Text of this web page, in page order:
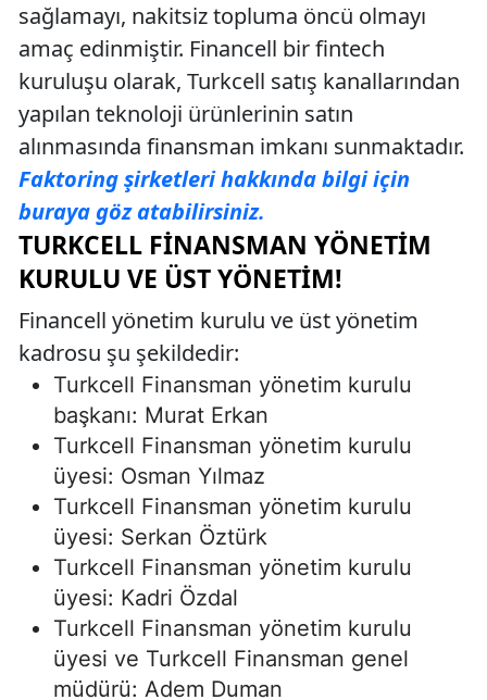
sağlamayı, nakitsiz topluma öncü olmayı
amaç edinmiştir. Financell bir fintech
kuruluşu olarak, Turkcell satış kanallarından
yapılan teknoloji ürünlerinin satın
alınmasında finansman imkanı sunmaktadır.
Faktoring şirketleri hakkında bilgi için
buraya göz atabilirsiniz.
TURKCELL FINANSMAN YÖNETIM
KURULU VE ÜST YÖNETIM!
Financell yönetim kurulu ve üst yönetim
kadrosu şu şekildedir:
Turkcell Finansman yönetim kurulu
başkanı: Murat Erkan
Turkcell Finansman yönetim kurulu
üyesi: Osman Yılmaz
Turkcell Finansman yönetim kurulu
üyesi: Serkan Öztürk
Turkcell Finansman yönetim kurulu
üyesi: Kadri Özdal
Turkcell Finansman yönetim kurulu
üyesi ve Turkcell Finansman genel
müdürü: Adem Duman